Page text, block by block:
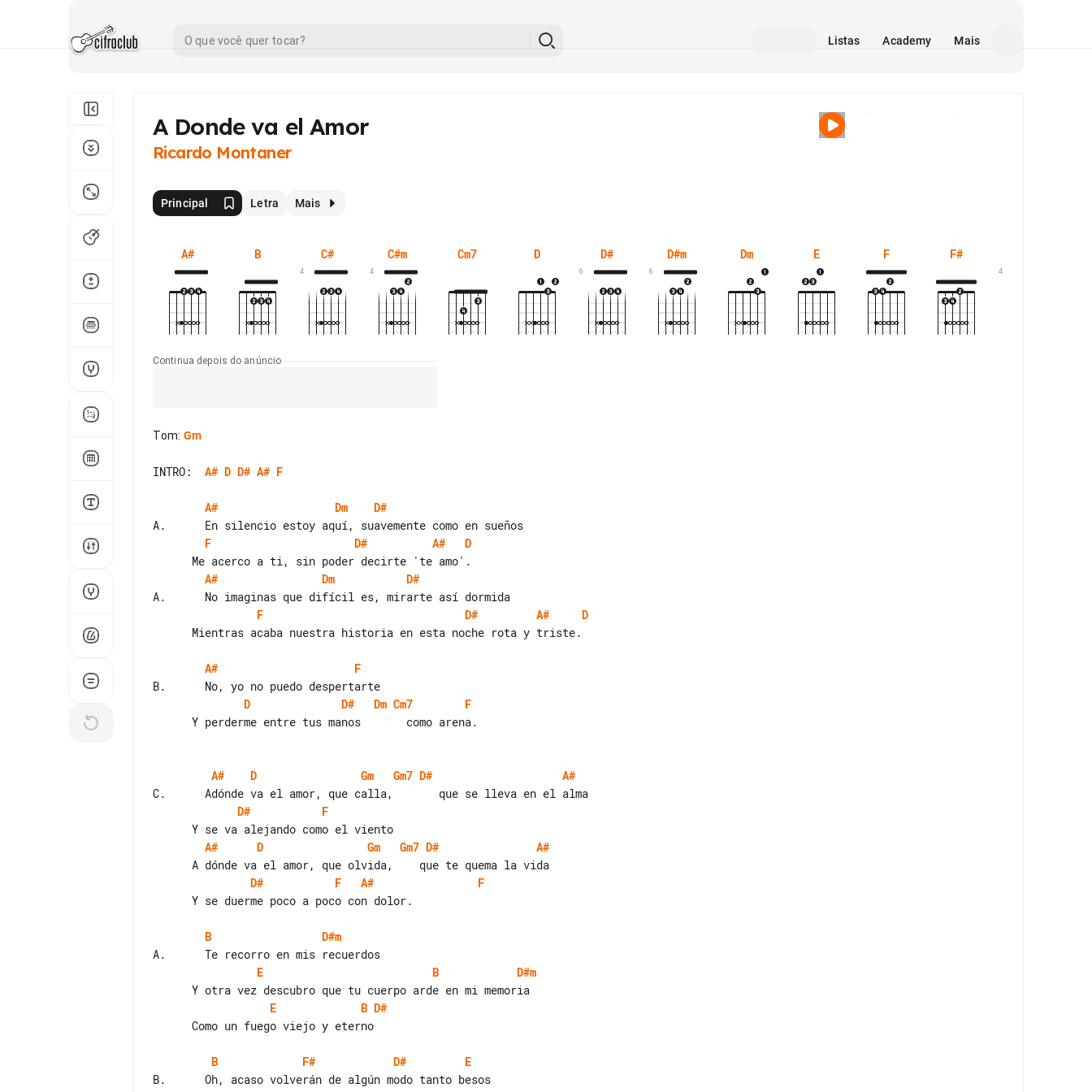
Listas Academy Mais
A Donde va el Amor
Ricardo Montaner
Principal Letra Mais
A# B C#
4
C#m
4
Cm7 D D#
6
D#m
6
Dm E F F#
4
Continua depois do anúncio
Tom: Gm
INTRO: A# D D# A# F
A# Dm
D#
F
D# A#
D
A#
Dm
D#
F
D# A#
D
A#
F
D
D# Dm Cm7
F
A# D Gm Gm7 D#
A#
D#
F
A#
D Gm Gm7 D#
A#
D#
F A#
F
B
D#m
E
B
D#m
E
B D#
B F# D#
E